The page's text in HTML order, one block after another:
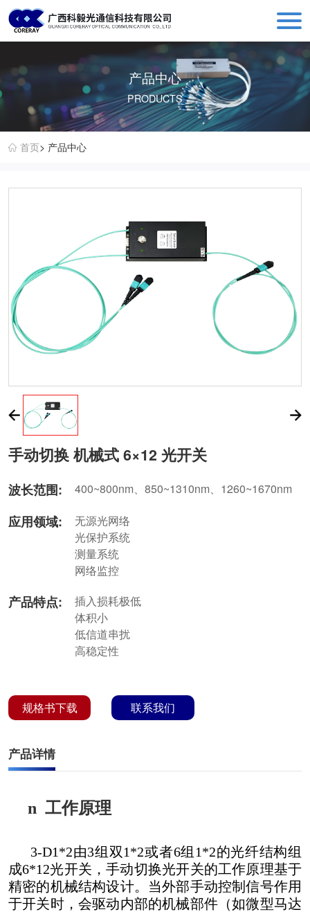
科毅光通信 - 光开关器件与设备生产销售厂商
产品中心
PRODUCTS
首页> 产品中心
手动切换 机械式 6×12 光开关
波长范围: 400~800nm、850~1310nm、1260~1670nm
应用领域:
无源光网络
光保护系统
测量系统
网络监控
产品特点:
插入损耗极低
体积小
低信道串扰
高稳定性
规格书下载 联系我们
产品详情
n 工作原理
3-D1*2由3组双1*2或者6组1*2的光纤结构组
成6*12光开关，手动切换光开关的工作原理基于
精密的机械结构设计。当外部手动控制信号作用
于开关时，会驱动内部的机械部件（如微型马达